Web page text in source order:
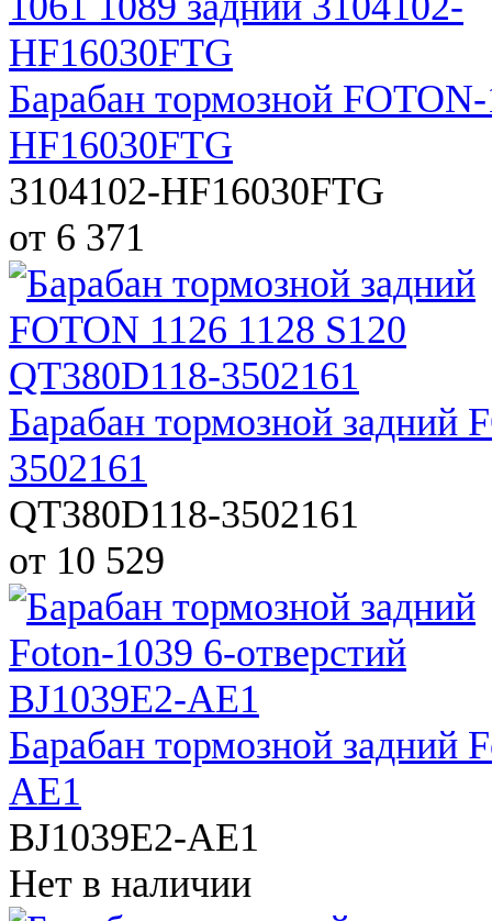
Барабан тормозной
HF16030FTG
3104102-HF16030FTG
от 6 371
Барабан тормозной задний
3502161
QT380D118-3502161
от 10 529
Барабан тормозной задний
AE1
BJ1039E2-AE1
Нет в наличии